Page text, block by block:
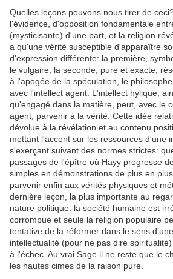
Quelles leçons pouvons nous tirer de
l'évidence, d'opposition fondamentale
(mysticisante) d'une part, et la religion
a qu'une vérité susceptible d'apparaître
d'expression différente: la première,
le vulgaire, la seconde, pure et exacte,
à l'apogée de la spéculation, le
avec l'intellect agent. L'intellect hylique,
qu'engagé dans la matière, peut, avec le
agent, parvenir à la vérité. Cette idée
dévolue à la révélation et au contenu
mettant l'accent sur les ressources d'une
s'exerçant suivant des normes strictes:
passages de l'épître où Hayy progresse
simples en démonstrations de plus en
parvenir enfin aux vérités physiques et
dernière leçon, la plus importante au
nature politique: la société humaine est
corrompue et seule la religion populaire
tentative de la réformer dans le sens
intellectualité (pour ne pas dire
à l'échec. Au vrai Sage il ne reste que le
les hautes cimes de la raison pure.